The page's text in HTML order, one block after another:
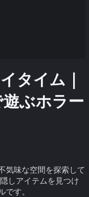
タイム｜
ぶホラー
気味な空間を探索して
しアイテムを見つけ
です。